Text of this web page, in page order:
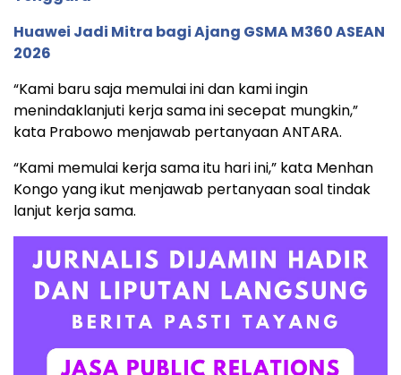
Huawei Jadi Mitra bagi Ajang GSMA M360 ASEAN
2026
“Kami baru saja memulai ini dan kami ingin
menindaklanjuti kerja sama ini secepat mungkin,”
kata Prabowo menjawab pertanyaan ANTARA.
“Kami memulai kerja sama itu hari ini,” kata Menhan
Kongo yang ikut menjawab pertanyaan soal tindak
lanjut kerja sama.